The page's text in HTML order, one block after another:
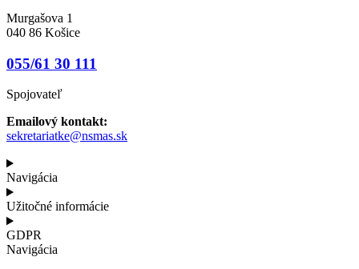
Murgašova 1
040 86 Košice
055/61 30 111
Spojovateľ
Emailový kontakt:
sekretariatke@nsmas.sk
Navigácia
Užitočné informácie
GDPR
Navigácia